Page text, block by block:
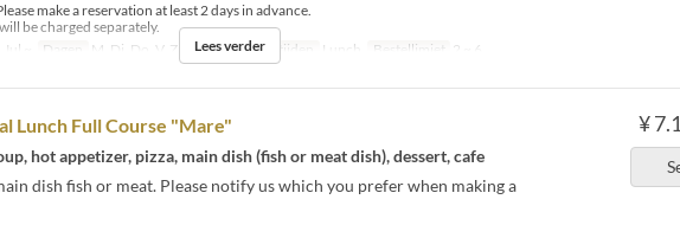
make a reservation at least 2 days in advance.
be charged separately.
~ Dagen M, Di, Do, V, Za, Zo, Vak Maaltijden Lunch Bestellimiet 2 ~ 6
Lees verder
¥
Lunch Full Course "Mare"
hot appetizer, pizza, main dish (fish or meat dish), dessert, cafe
dish fish or meat. Please notify us which you prefer when making a